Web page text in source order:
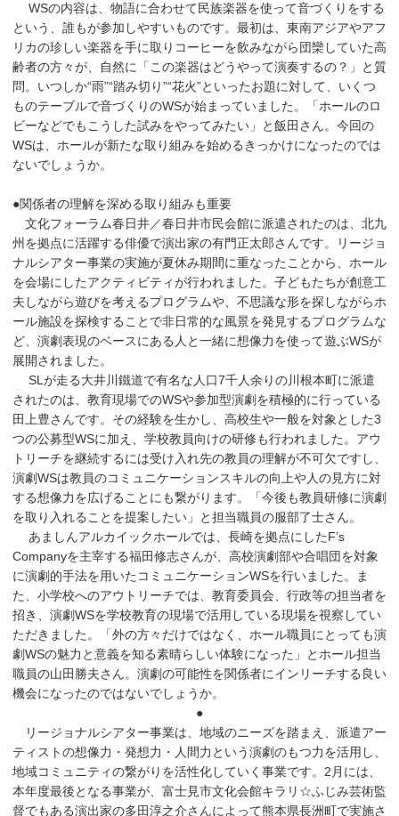
WSの内容は、物語に合わせて民族楽器を使って音づくりをする
という、誰もが参加しやすいものです。最初は、東南アジアやアフ
リカの珍しい楽器を手に取りコーヒーを飲みながら団欒していた高
齢者の方々が、自然に「この楽器はどうやって演奏するの？」と質
問。いつしか“雨”“踏み切り”“花火”といったお題に対して、いくつ
ものテーブルで音づくりのWSが始まっていました。「ホールのロ
ビーなどでもこうした試みをやってみたい」と飯田さん。今回の
WSは、ホールが新たな取り組みを始めるきっかけになったのでは
ないでしょうか。
●関係者の理解を深める取り組みも重要
文化フォーラム春日井／春日井市民会館に派遣されたのは、北九
州を拠点に活躍する俳優で演出家の有門正太郎さんです。リージョ
ナルシアター事業の実施が夏休み期間に重なったことから、ホール
を会場にしたアクティビティが行われました。子どもたちが創意工
夫しながら遊びを考えるプログラムや、不思議な形を探しながらホ
ール施設を探検することで非日常的な風景を発見するプログラムな
ど、演劇表現のベースにある人と一緒に想像力を使って遊ぶWSが
展開されました。
SLが走る大井川鐵道で有名な人口7千人余りの川根本町に派遣
されたのは、教育現場でのWSや参加型演劇を積極的に行っている
田上豊さんです。その経験を生かし、高校生や一般を対象とした3
つの公募型WSに加え、学校教員向けの研修も行われました。アウ
トリーチを継続するには受け入れ先の教員の理解が不可欠ですし、
演劇WSは教員のコミュニケーションスキルの向上や人の見方に対
する想像力を広げることにも繋がります。「今後も教員研修に演劇
を取り入れることを提案したい」と担当職員の服部了士さん。
あましんアルカイックホールでは、長崎を拠点にしたF’s
Companyを主宰する福田修志さんが、高校演劇部や合唱団を対象
に演劇的手法を用いたコミュニケーションWSを行いました。ま
た、小学校へのアウトリーチでは、教育委員会、行政等の担当者を
招き、演劇WSを学校教育の現場で活用している現場を視察してい
ただきました。「外の方々だけではなく、ホール職員にとっても演
劇WSの魅力と意義を知る素晴らしい体験になった」とホール担当
職員の山田勝夫さん。演劇の可能性を関係者にインリーチする良い
機会になったのではないでしょうか。
●
リージョナルシアター事業は、地域のニーズを踏まえ、派遣アー
ティストの想像力・発想力・人間力という演劇のもつ力を活用し、
地域コミュニティの繋がりを活性化していく事業です。2月には、
本年度最後となる事業が、富士見市文化会館キラリ☆ふじみ芸術監
督でもある演出家の多田淳之介さんによって熊本県長洲町で実施さ